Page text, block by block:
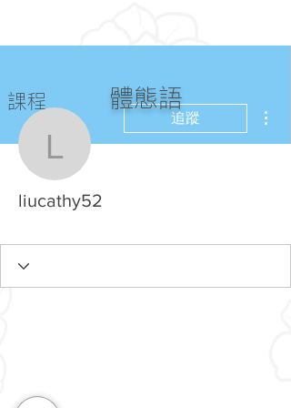
liucathy52
追蹤
liucathy52
課程 體態語